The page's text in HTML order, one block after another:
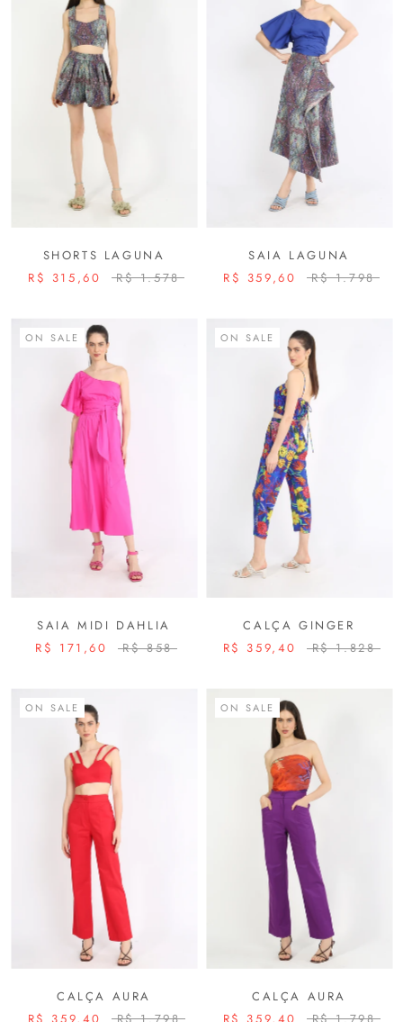
SHORTS LAGUNA
R$ 315,60
R$ 1.578
SAIA LAGUNA
R$ 359,60
R$ 1.798
ON SALE
SAIA MIDI DAHLIA
R$ 171,60
R$ 858
ON SALE
CALÇA GINGER
R$ 359,40
R$ 1.828
ON SALE
CALÇA AURA
R$ 359,40
R$ 1.798
ON SALE
CALÇA AURA
R$ 359,40
R$ 1.798